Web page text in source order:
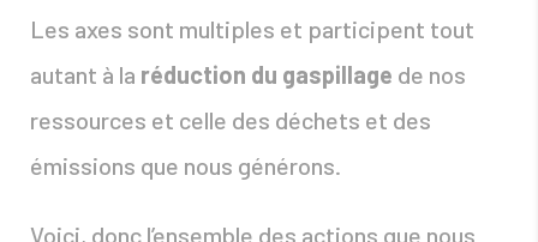
Les axes sont multiples et participent tout
autant à la réduction du gaspillage de nos
ressources et celle des déchets et des
émissions que nous générons.
Voici, donc l’ensemble des actions que nous